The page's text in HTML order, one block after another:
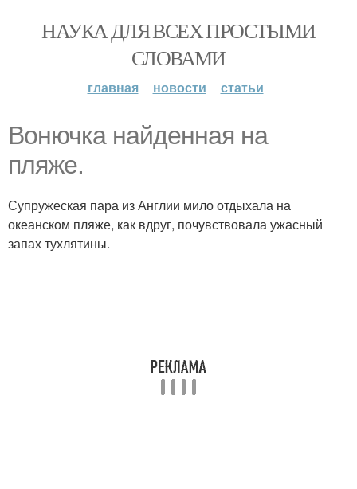
НАУКА ДЛЯ ВСЕХ ПРОСТЫМИ
СЛОВАМИ
главная новости статьи
Вонючка найденная на
пляже.
Супружеская пара из Англии мило отдыхала на
океанском пляже, как вдруг, почувствовала ужасный
запах тухлятины.